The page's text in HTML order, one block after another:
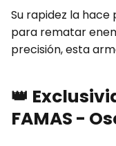
Su rapidez la
para rematar
precisión, esta
👑
FAMAS -